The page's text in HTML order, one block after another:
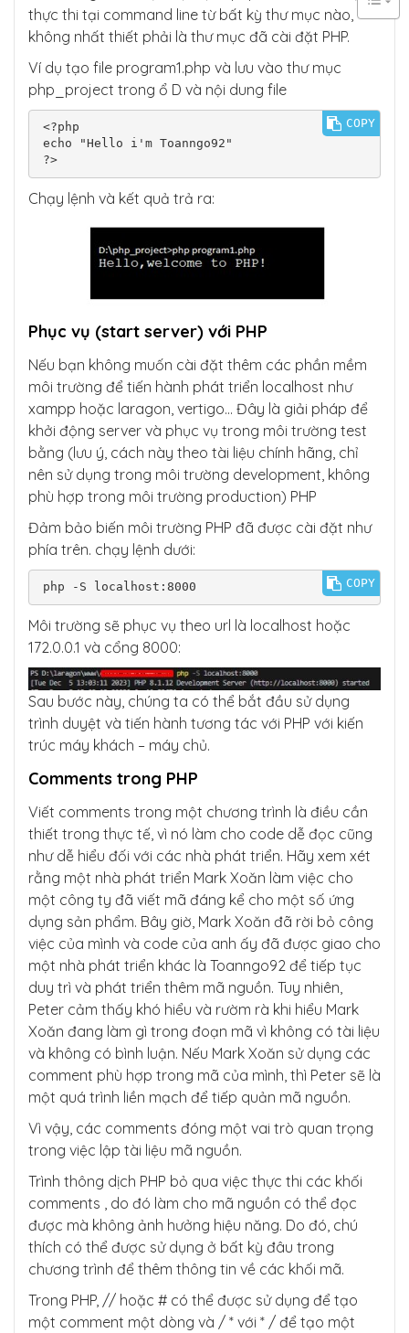
thực thi tại command line từ bất kỳ thư mục nào,
không nhất thiết phải là thư mục đã cài đặt PHP.
Ví dụ tạo file program1.php và lưu vào thư mục
php_project trong ổ D và nội dung file
<?php
echo "Hello i'm Toanngo92"
?>
COPY
Chạy lệnh và kết quả trả ra:
Phục vụ (start server) với PHP
Nếu bạn không muốn cài đặt thêm các phần mềm
môi trường để tiến hành phát triển localhost như
xampp hoặc laragon, vertigo… Đây là giải pháp để
khởi động server và phục vụ trong môi trường test
bằng (lưu ý, cách này theo tài liệu chính hãng, chỉ
nên sử dụng trong môi trường development, không
phù hợp trong môi trường production) PHP
Đảm bảo biến môi trường PHP đã được cài đặt như
phía trên. chạy lệnh dưới:
php -S localhost:8000 COPY
Môi trường sẽ phục vụ theo url là localhost hoặc
172.0.0.1 và cổng 8000:
Sau bước này, chúng ta có thể bắt đầu sử dụng
trình duyệt và tiến hành tương tác với PHP với kiến
trúc máy khách – máy chủ.
Comments trong PHP
Viết comments trong một chương trình là điều cần
thiết trong thực tế, vì nó làm cho code dễ đọc cũng
như dễ hiểu đối với các nhà phát triển. Hãy xem xét
rằng một nhà phát triển Mark Xoăn làm việc cho
một công ty đã viết mã đáng kể cho một số ứng
dụng sản phẩm. Bây giờ, Mark Xoăn đã rời bỏ công
việc của mình và code của anh ấy đã được giao cho
một nhà phát triển khác là Toanngo92 để tiếp tục
duy trì và phát triển thêm mã nguồn. Tuy nhiên,
Peter cảm thấy khó hiểu và rườm rà khi hiểu Mark
Xoăn đang làm gì trong đoạn mã vì không có tài liệu
và không có bình luận. Nếu Mark Xoăn sử dụng các
comment phù hợp trong mã của mình, thì Peter sẽ là
một quá trình liền mạch để tiếp quản mã nguồn.
Vì vậy, các comments đóng một vai trò quan trọng
trong việc lập tài liệu mã nguồn.
Trình thông dịch PHP bỏ qua việc thực thi các khối
comments , do đó làm cho mã nguồn có thể đọc
được mà không ảnh hưởng hiệu năng. Do đó, chú
thích có thể được sử dụng ở bất kỳ đâu trong
chương trình để thêm thông tin về các khối mã.
Trong PHP, // hoặc # có thể được sử dụng để tạo
một comment một dòng và / * với * / để tạo một